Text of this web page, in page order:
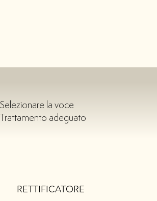
Selezionare la voce
Trattamento adeguato
RETTIFICATORE